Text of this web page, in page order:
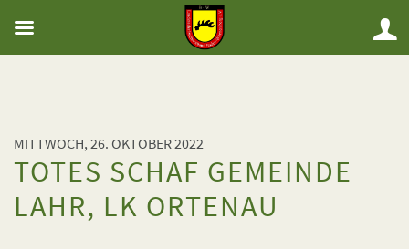
MITTWOCH, 26. OKTOBER 2022
TOTES SCHAF GEMEINDE
LAHR, LK ORTENAU